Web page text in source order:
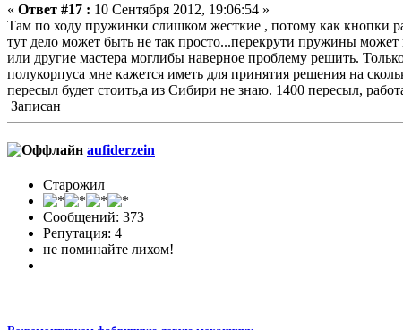
« Ответ #17 : 10 Сентября 2012, 19:06:54 »
Там по ходу пружинки слишком жесткие , потому как кнопки
тут дело может быть не так просто...перекрути пружины
или другие мастера моглибы наверное проблему решить.
полукорпуса мне кажется иметь для принятия решения на
пересыл будет стоить,а из Сибири не знаю. 1400 пересыл,
Записан
aufiderzein
Старожил
Сообщений: 373
Репутация: 4
не поминайте лихом!